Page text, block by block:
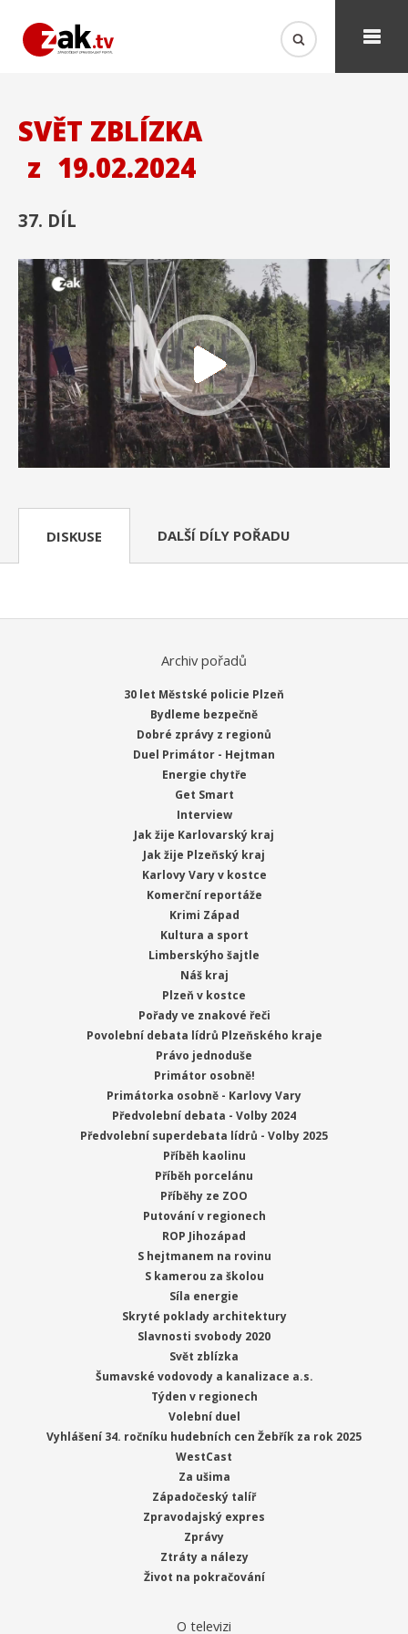
SVĚT ZBLÍZKA
z 19.02.2024
37. DÍL
DISKUSE DALŠÍ DÍLY POŘADU
Archiv pořadů
30 let Městské policie Plzeň
Bydleme bezpečně
Dobré zprávy z regionů
Duel Primátor - Hejtman
Energie chytře
Get Smart
Interview
Jak žije Karlovarský kraj
Jak žije Plzeňský kraj
Karlovy Vary v kostce
Komerční reportáže
Krimi Západ
Kultura a sport
Limberskýho šajtle
Náš kraj
Plzeň v kostce
Pořady ve znakové řeči
Povolební debata lídrů Plzeňského kraje
Právo jednoduše
Primátor osobně!
Primátorka osobně - Karlovy Vary
Předvolební debata - Volby 2024
Předvolební superdebata lídrů - Volby 2025
Příběh kaolinu
Příběh porcelánu
Příběhy ze ZOO
Putování v regionech
ROP Jihozápad
S hejtmanem na rovinu
S kamerou za školou
Síla energie
Skryté poklady architektury
Slavnosti svobody 2020
Svět zblízka
Šumavské vodovody a kanalizace a.s.
Týden v regionech
Volební duel
Vyhlášení 34. ročníku hudebních cen Žebřík za rok 2025
WestCast
Za ušima
Západočeský talíř
Zpravodajský expres
Zprávy
Ztráty a nálezy
Život na pokračování
O televizi